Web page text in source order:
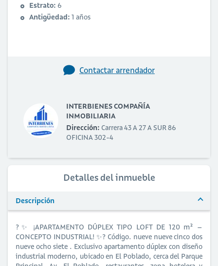
Estrato: 6
Antigüedad: 1 años
Contactar arrendador
INTERBIENES COMPAÑÍA
INMOBILIARIA
Dirección: Carrera 43 A 27 A SUR 86
OFICINA 302-4
Detalles del inmueble
Descripción
?✨ ¡APARTAMENTO DÚPLEX TIPO LOFT DE 120 m² –
CONCEPTO INDUSTRIAL! ✨? Código. nueve nueve cinco dos
nueve ocho siete . Exclusivo apartamento dúplex con diseño
industrial moderno, ubicado en El Poblado, cerca del Parque